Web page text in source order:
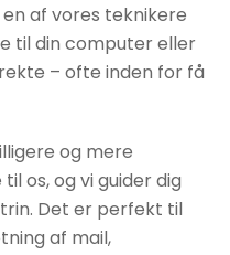
af vores teknikere
til din computer eller
– ofte inden for få
og mere
os, og vi guider dig
Det er perfekt til
af mail,